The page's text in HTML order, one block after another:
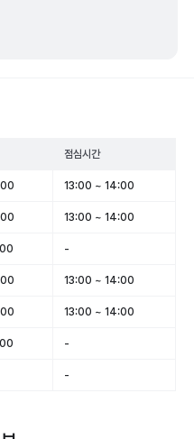
점심시간
13:00 ~ 14:00
13:00 ~ 14:00
-
13:00 ~ 14:00
13:00 ~ 14:00
-
-